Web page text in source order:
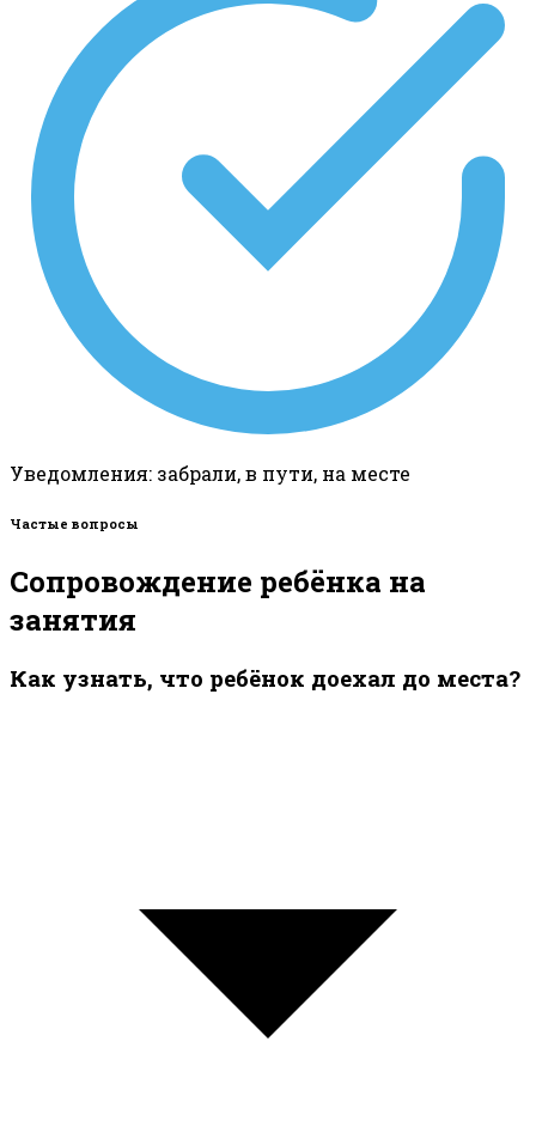
Уведомления: забрали, в пути, на месте
Частые вопросы
Сопровождение ребёнка на
занятия
Как узнать, что ребёнок доехал до места?